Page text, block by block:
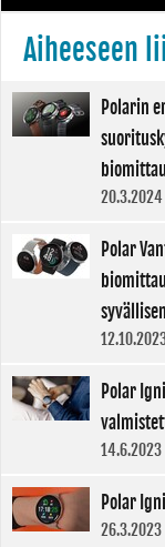
näytötön ja se
Aiheeseen
Polarin
20.3.2024
Polar
Polar
14.6.2023
Polar
26.3.2023